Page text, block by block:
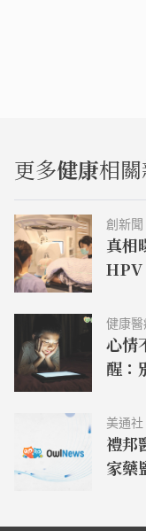
更多健康相
創新聞
真相
HPV
健康醫
心情
醒：
美通社
禮邦
家藥